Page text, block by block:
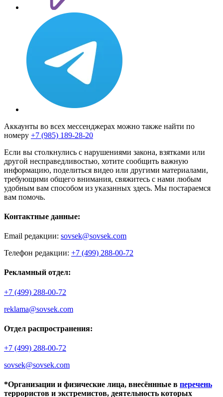
Аккаунты во всех мессенджерах можно также найти по
номеру +7 (985) 189-28-20
Если вы столкнулись с нарушениями закона, взятками или
другой несправедливостью, хотите сообщить важную
информацию, поделиться видео или другими материалами,
требующими общего внимания, свяжитесь с нами любым
удобным вам способом из указанных здесь. Мы постараемся
вам помочь.
Контактные данные:
Email редакции: sovsek@sovsek.com
Телефон редакции: +7 (499) 288-00-72
Рекламный отдел:
+7 (499) 288-00-72
reklama@sovsek.com
Отдел распространения:
+7 (499) 288-00-72
sovsek@sovsek.com
*Организации и физические лица, внесённные в перечень
террористов и экстремистов, деятельность которых